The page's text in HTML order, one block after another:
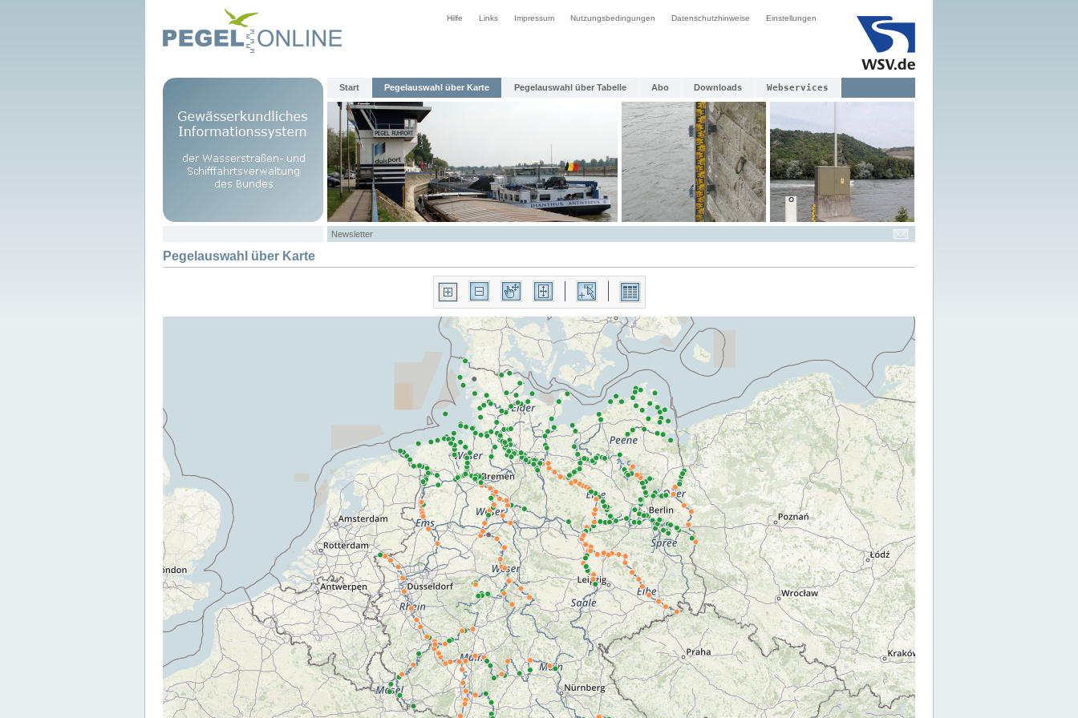
Hilfe Links Impressum Nutzungsbedingungen Datenschutzhinweise Einstellungen
Start Pegelauswahl über Karte Pegelauswahl über Tabelle Abo Downloads Webservices
Newsletter
Pegelauswahl über Karte